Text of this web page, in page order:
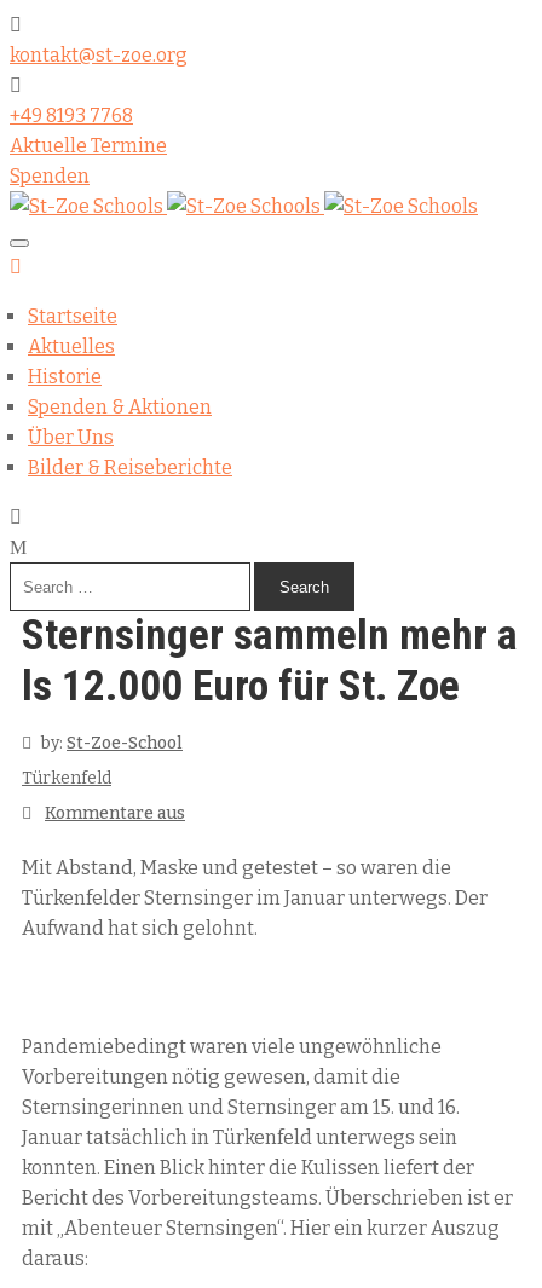
kontakt@st-zoe.org
+49 8193 7768
Aktuelle Termine
Spenden
Startseite
Aktuelles
Historie
Spenden & Aktionen
Über Uns
Bilder & Reiseberichte
Sternsinger sammeln mehr a
ls 12.000 Euro für St. Zoe
by: St-Zoe-School
Türkenfeld
Kommentare aus
Mit Abstand, Maske und getestet – so waren die
Türkenfelder Sternsinger im Januar unterwegs. Der
Aufwand hat sich gelohnt.
Pandemiebedingt waren viele ungewöhnliche
Vorbereitungen nötig gewesen, damit die
Sternsingerinnen und Sternsinger am 15. und 16.
Januar tatsächlich in Türkenfeld unterwegs sein
konnten. Einen Blick hinter die Kulissen liefert der
Bericht des Vorbereitungsteams. Überschrieben ist er
mit „Abenteuer Sternsingen“. Hier ein kurzer Auszug
daraus: